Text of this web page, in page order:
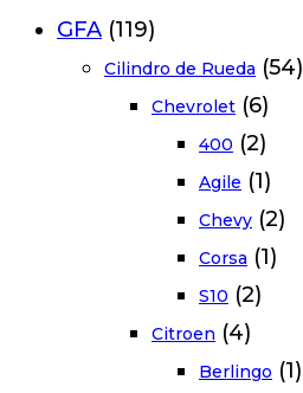
GFA (119)
Cilindro de Rueda (54)
Chevrolet (6)
400 (2)
Agile (1)
Chevy (2)
Corsa (1)
S10 (2)
Citroen (4)
Berlingo (1)